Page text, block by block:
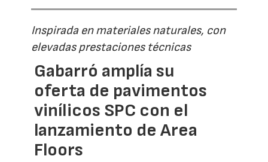
Inspirada en materiales naturales, con
elevadas prestaciones técnicas
Gabarró amplía su
oferta de pavimentos
vinílicos SPC con el
lanzamiento de Area
Floors